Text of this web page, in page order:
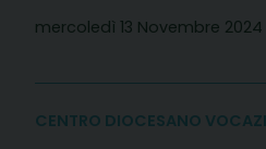
mercoledì 13 Novembre 2024
CENTRO DIOCESANO